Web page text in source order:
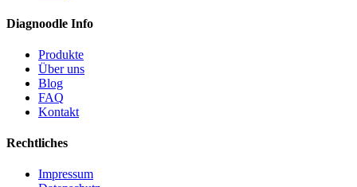
Diagnoodle Info
Produkte
Über uns
Blog
FAQ
Kontakt
Rechtliches
Impressum